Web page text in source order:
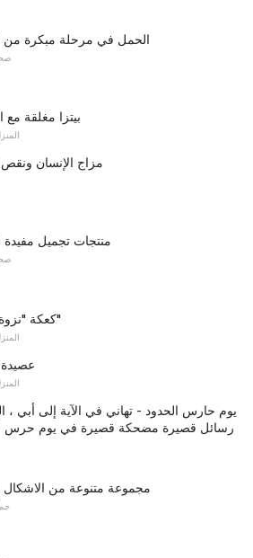
الحمل في مرحلة مبكرة من
بيتزا مغلقة مع
مزاج الإنسان ونقص
منتجات تجميل مفيدة
كعكة "نزوة سيدة"
يوم حارس الحدود - تهاني في الآية إلى أبي ،
رسائل قصيرة مضحكة قصيرة في يوم حرس
مجموعة متنوعة من الاشكال